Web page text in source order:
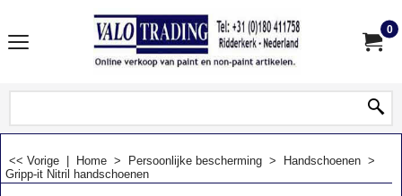
0
<< Vorige Home > Persoonlijke bescherming > Handschoenen >
Gripp-it Nitril handschoenen